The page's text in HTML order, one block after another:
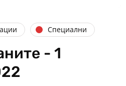
Специални
- 1